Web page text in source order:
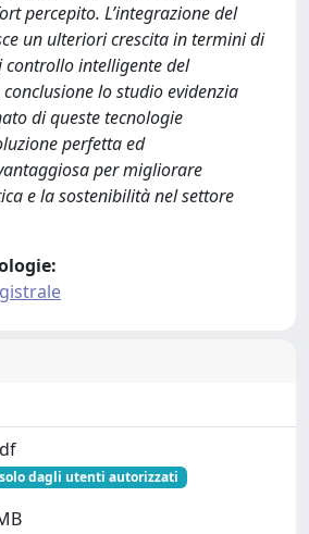
percepito. L’integrazione del
un ulteriori crescita in termini di
controllo intelligente del
lo studio evidenzia
di queste tecnologie
perfetta ed
per migliorare
e la sostenibilità nel settore
dagli utenti autorizzati